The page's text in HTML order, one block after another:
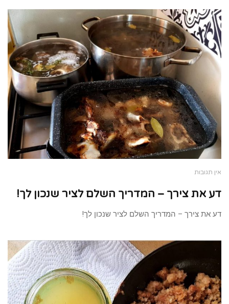
אין תגובות
דע את צירך – המדריך השלם לציר שנכון לך!
דע את צירך – המדריך השלם לציר שנכון לך!